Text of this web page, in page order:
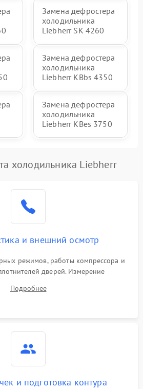
Замена дефростера
холодильника
Liebherr SK 4260
Замена дефростера
холодильника
Liebherr KBbs 4350
Замена дефростера
холодильника
Liebherr KBes 3750
холодильника Liebherr
и внешний осмотр
режимов, работы компрессора и
дверей. Измерение
мотора, проверка термостата и
ошибок с электронного дисплея.
Подробнее
и подготовка контура